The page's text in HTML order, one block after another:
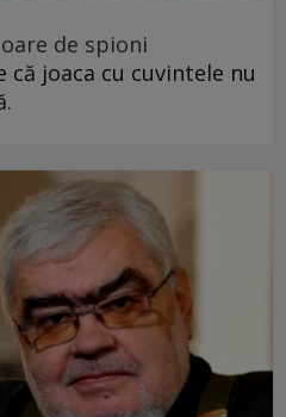
de spioni
joaca cu cuvintele nu